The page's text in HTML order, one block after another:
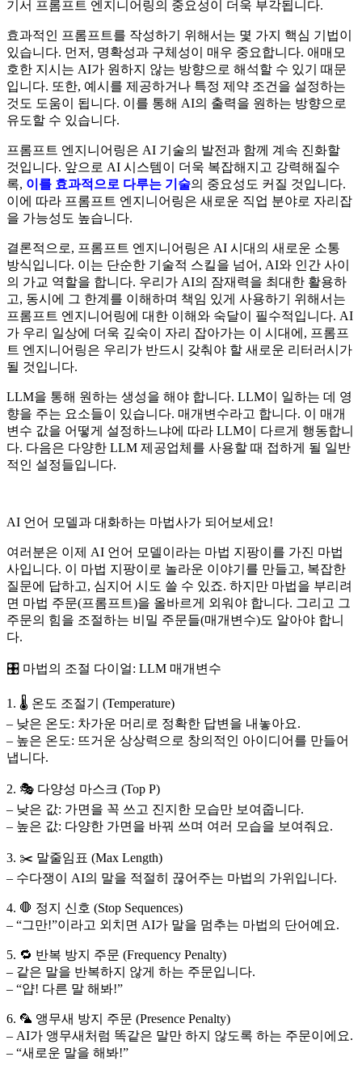
기서 프롬프트 엔지니어링의 중요성이 더욱 부각됩니다.
효과적인 프롬프트를 작성하기 위해서는 몇 가지 핵심 기법이
있습니다. 먼저, 명확성과 구체성이 매우 중요합니다. 애매모
호한 지시는 AI가 원하지 않는 방향으로 해석할 수 있기 때문
입니다. 또한, 예시를 제공하거나 특정 제약 조건을 설정하는
것도 도움이 됩니다. 이를 통해 AI의 출력을 원하는 방향으로
유도할 수 있습니다.
프롬프트 엔지니어링은 AI 기술의 발전과 함께 계속 진화할
것입니다. 앞으로 AI 시스템이 더욱 복잡해지고 강력해질수
록, 이를 효과적으로 다루는 기술의 중요성도 커질 것입니다.
이에 따라 프롬프트 엔지니어링은 새로운 직업 분야로 자리잡
을 가능성도 높습니다.
결론적으로, 프롬프트 엔지니어링은 AI 시대의 새로운 소통
방식입니다. 이는 단순한 기술적 스킬을 넘어, AI와 인간 사이
의 가교 역할을 합니다. 우리가 AI의 잠재력을 최대한 활용하
고, 동시에 그 한계를 이해하며 책임 있게 사용하기 위해서는
프롬프트 엔지니어링에 대한 이해와 숙달이 필수적입니다. AI
가 우리 일상에 더욱 깊숙이 자리 잡아가는 이 시대에, 프롬프
트 엔지니어링은 우리가 반드시 갖춰야 할 새로운 리터러시가
될 것입니다.
LLM을 통해 원하는 생성을 해야 합니다. LLM이 일하는 데 영
향을 주는 요소들이 있습니다. 매개변수라고 합니다. 이 매개
변수 값을 어떻게 설정하느냐에 따라 LLM이 다르게 행동합니
다. 다음은 다양한 LLM 제공업체를 사용할 때 접하게 될 일반
적인 설정들입니다.
AI 언어 모델과 대화하는 마법사가 되어보세요!
여러분은 이제 AI 언어 모델이라는 마법 지팡이를 가진 마법
사입니다. 이 마법 지팡이로 놀라운 이야기를 만들고, 복잡한
질문에 답하고, 심지어 시도 쓸 수 있죠. 하지만 마법을 부리려
면 마법 주문(프롬프트)을 올바르게 외워야 합니다. 그리고 그
주문의 힘을 조절하는 비밀 주문들(매개변수)도 알아야 합니
다.
🎛️ 마법의 조절 다이얼: LLM 매개변수
1. 🌡️ 온도 조절기 (Temperature)
– 낮은 온도: 차가운 머리로 정확한 답변을 내놓아요.
– 높은 온도: 뜨거운 상상력으로 창의적인 아이디어를 만들어
냅니다.
2. 🎭 다양성 마스크 (Top P)
– 낮은 값: 가면을 꼭 쓰고 진지한 모습만 보여줍니다.
– 높은 값: 다양한 가면을 바꿔 쓰며 여러 모습을 보여줘요.
3. ✂️ 말줄임표 (Max Length)
– 수다쟁이 AI의 말을 적절히 끊어주는 마법의 가위입니다.
4. 🛑 정지 신호 (Stop Sequences)
– “그만!”이라고 외치면 AI가 말을 멈추는 마법의 단어예요.
5. 🔁 반복 방지 주문 (Frequency Penalty)
– 같은 말을 반복하지 않게 하는 주문입니다.
– “얍! 다른 말 해봐!”
6. 🦜 앵무새 방지 주문 (Presence Penalty)
– AI가 앵무새처럼 똑같은 말만 하지 않도록 하는 주문이에요.
– “새로운 말을 해봐!”